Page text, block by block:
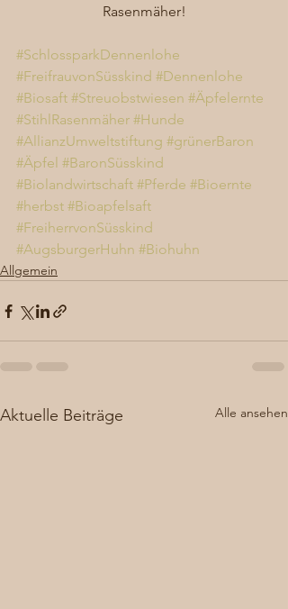
Rasenmäher!
#SchlossparkDennenlohe
#FreifrauvonSüsskind #Dennenlohe
#Biosaft #Streuobstwiesen #Äpfelernte
#StihlRasenmäher #Hunde
#AllianzUmweltstiftung #grünerBaron
#Äpfel #BaronSüsskind
#Biolandwirtschaft #Pferde #Bioernte
#herbst #Bioapfelsaft
#FreiherrvonSüsskind
#AugsburgerHuhn #Biohuhn
Allgemein
Aktuelle Beiträge Alle ansehen